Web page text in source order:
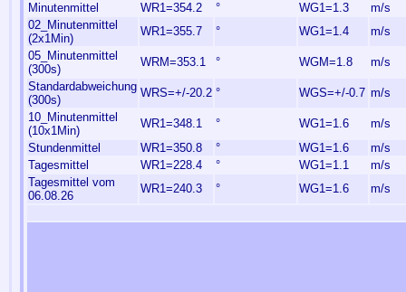
Minutenmittel
WR1=354.2 ° WG1=1.3
m/s
02_Minutenmittel
(2x1Min)
WR1=355.7 ° WG1=1.4
m/s
05_Minutenmittel
(300s)
WRM=353.1 ° WGM=1.8
m/s
Standardabweichung
(300s)
WRS=+/-20.2 ° WGS=+/-0.7 m/s
10_Minutenmittel
(10x1Min)
WR1=348.1 ° WG1=1.6
m/s
Stundenmittel
WR1=350.8 ° WG1=1.6
m/s
Tagesmittel
WR1=228.4 ° WG1=1.1
m/s
Tagesmittel vom
06.08.26
WR1=240.3 ° WG1=1.6 m/s